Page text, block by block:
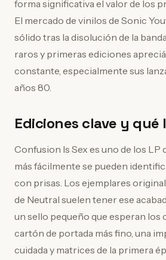
forma significativa el valor de los
El mercado de vinilos de Sonic
sólido tras la disolución de la
raros y primeras ediciones
constante, especialmente sus
años 80.
Ediciones clave y
Confusion Is Sex es uno de los LP
más fácilmente se pueden
con prisas. Los ejemplares
de Neutral suelen tener ese
un sello pequeño que esperan los
cartón de portada más fino, una
cuidada y matrices de la primera